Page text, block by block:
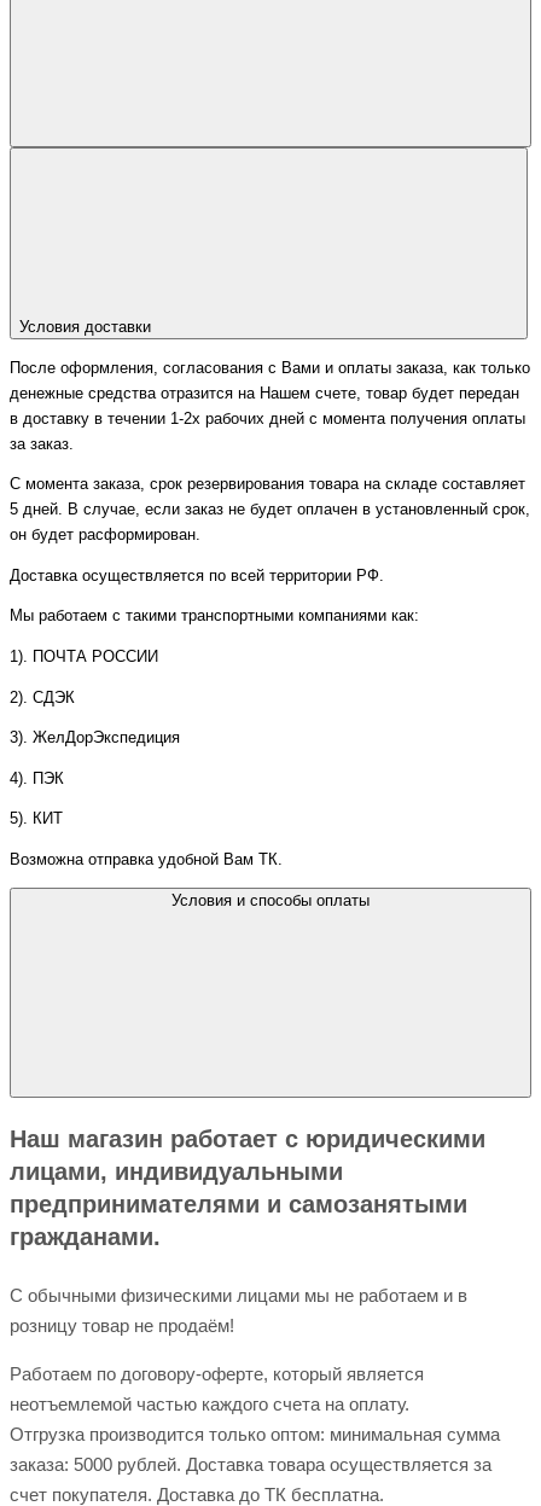
Условия доставки
После оформления, согласования с Вами и оплаты заказа, как только
денежные средства отразится на Нашем счете, товар будет передан
в доставку в течении 1-2х рабочих дней с момента получения оплаты
за заказ.
С момента заказа, срок резервирования товара на складе составляет
5 дней. В случае, если заказ не будет оплачен в установленный срок,
он будет расформирован.
Доставка осуществляется по всей территории РФ.
Мы работаем с такими транспортными компаниями как:
1). ПОЧТА РОССИИ
2). СДЭК
3). ЖелДорЭкспедиция
4). ПЭК
5). КИТ
Возможна отправка удобной Вам ТК.
Условия и способы оплаты
Наш магазин работает с юридическими
лицами, индивидуальными
предпринимателями и самозанятыми
гражданами.
С обычными физическими лицами мы не работаем и в
розницу товар не продаём!
Работаем по договору-оферте, который является
неотъемлемой частью каждого счета на оплату.
Отгрузка производится только оптом: минимальная сумма
заказа: 5000 рублей. Доставка товара осуществляется за
счет покупателя. Доставка до ТК бесплатна.